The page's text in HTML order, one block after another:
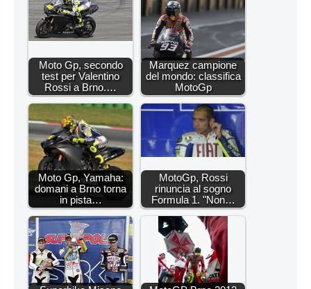
Moto Gp, secondo
test per Valentino
Rossi a Brno.…
Marquez campione
del mondo: classifica
MotoGp
Moto Gp, Yamaha:
domani a Brno torna
in pista…
MotoGp, Rossi
rinuncia al sogno
Formula 1. "Non…